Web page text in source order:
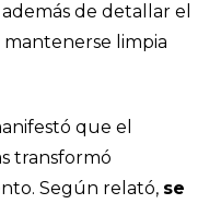
además de detallar el
limpia
que el
transformó
Según relató, se